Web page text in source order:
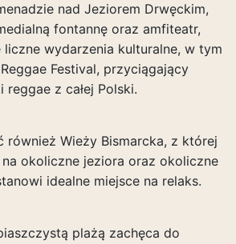
nad Jeziorem Drwęckim,
fontannę oraz amfiteatr,
wydarzenia kulturalne, w tym
Festival, przyciągający
z całej Polski.
również Wieży Bismarcka, z której
okoliczne jeziora oraz okoliczne
idealne miejsce na relaks.
plażą zachęca do